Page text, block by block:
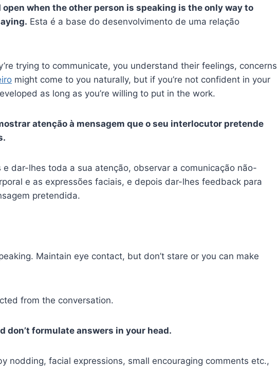
when the other person is speaking is the only way to
Esta é a base do desenvolvimento de uma relação
trying to communicate, you understand their feelings, concerns
might come to you naturally, but if you’re not confident in your
as long as you’re willing to put in the work.
atenção à mensagem que o seu interlocutor pretende
dar-lhes toda a sua atenção, observar a comunicação não-
e as expressões faciais, e depois dar-lhes feedback para
pretendida.
Maintain eye contact, but don’t stare or you can make
from the conversation.
don’t formulate answers in your head.
nodding, facial expressions, small encouraging comments etc.,